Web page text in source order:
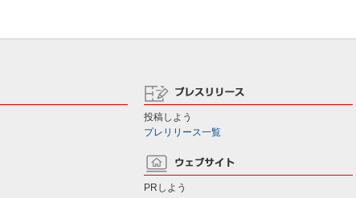
投稿しよう
プレリリース一覧
PRしよう